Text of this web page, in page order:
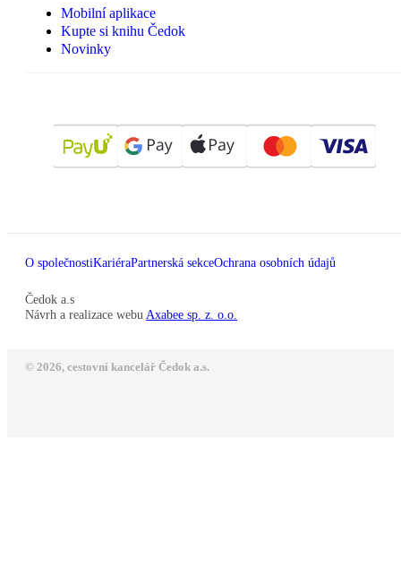
Mobilní aplikace
Kupte si knihu Čedok
Novinky
O společnostiKariéraPartnerská sekceOchrana osobních údajů
Čedok a.s
Návrh a realizace webu Axabee sp. z. o.o.
© 2026, cestovní kancelář Čedok a.s.